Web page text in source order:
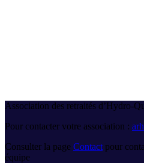
Association des retraités d’Hydro-
Pour contacter votre association :
Consulter la page Contact pour
équipe